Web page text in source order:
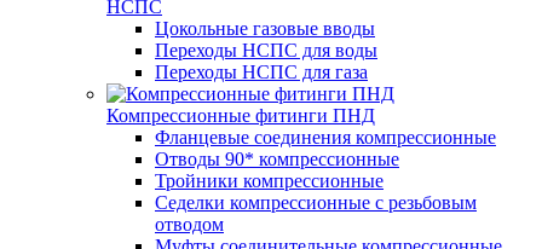
НСПС
Цокольные газовые вводы
Переходы НСПС для воды
Переходы НСПС для газа
Компрессионные фитинги ПНД
Фланцевые соединения компрессионные
Отводы 90* компрессионные
Тройники компрессионные
Седелки компрессионные с резьбовым
отводом